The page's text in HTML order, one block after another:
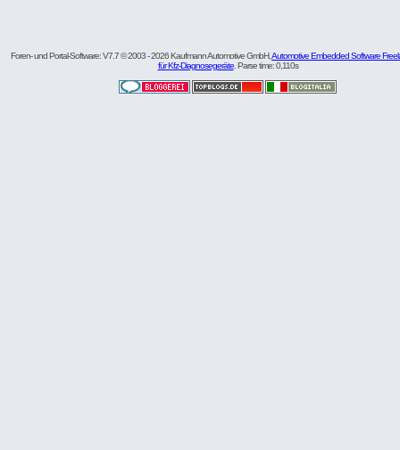
Foren- und Portal-Software: V7.7 © 2003 - 2026 Kaufmann Automotive GmbH,Automotive Embedded Software
für Kfz-Diagnosegeräte. Parse time: 0,110s